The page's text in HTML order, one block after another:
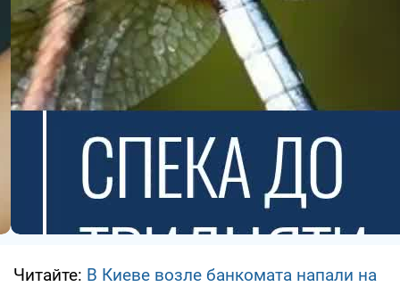
Читайте: В Киеве возле банкомата напали на